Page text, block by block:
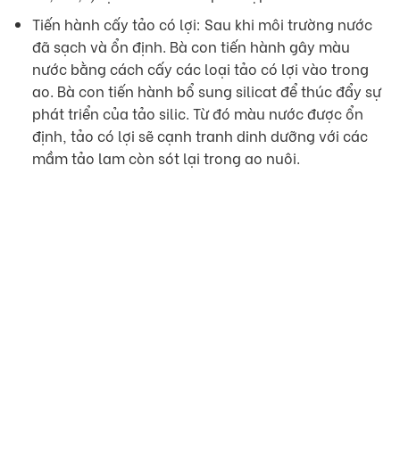
Tiến hành cấy tảo có lợi: Sau khi môi trường nước
đã sạch và ổn định. Bà con tiến hành gây màu
nước bằng cách cấy các loại tảo có lợi vào trong
ao. Bà con tiến hành bổ sung silicat để thúc đẩy sự
phát triển của tảo silic. Từ đó màu nước được ổn
định, tảo có lợi sẽ cạnh tranh dinh dưỡng với các
mầm tảo lam còn sót lại trong ao nuôi.